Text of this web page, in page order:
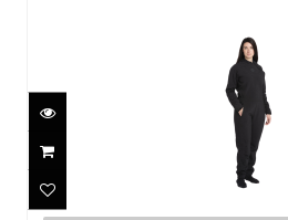
WOMEN'S
$925.00